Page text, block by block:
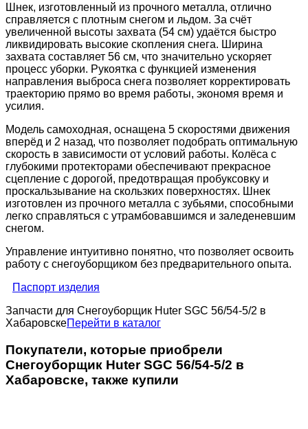
Шнек, изготовленный из прочного металла, отлично
справляется с плотным снегом и льдом. За счёт
увеличенной высоты захвата (54 см) удаётся быстро
ликвидировать высокие скопления снега. Ширина
захвата составляет 56 см, что значительно ускоряет
процесс уборки. Рукоятка с функцией изменения
направления выброса снега позволяет корректировать
траекторию прямо во время работы, экономя время и
усилия.
Модель самоходная, оснащена 5 скоростями движения
вперёд и 2 назад, что позволяет подобрать оптимальную
скорость в зависимости от условий работы. Колёса с
глубокими протекторами обеспечивают прекрасное
сцепление с дорогой, предотвращая пробуксовку и
проскальзывание на скользких поверхностях. Шнек
изготовлен из прочного металла с зубьями, способными
легко справляться с утрамбовавшимся и заледеневшим
снегом.
Управление интуитивно понятно, что позволяет освоить
работу с снегоуборщиком без предварительного опыта.
Паспорт изделия
Запчасти для Снегоуборщик Huter SGC 56/54-5/2 в
ХабаровскеПерейти в каталог
Покупатели, которые приобрели
Снегоуборщик Huter SGC 56/54-5/2 в
Хабаровске, также купили